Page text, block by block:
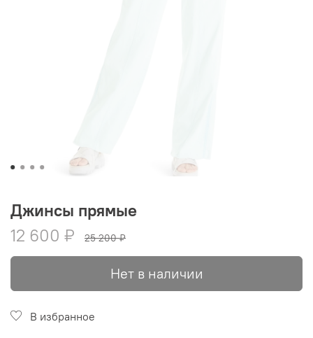
Джинсы прямые
12 600 ₽
25 200 ₽
Нет в наличии
В избранное